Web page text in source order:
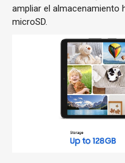
ampliar el almacenamiento
microSD.